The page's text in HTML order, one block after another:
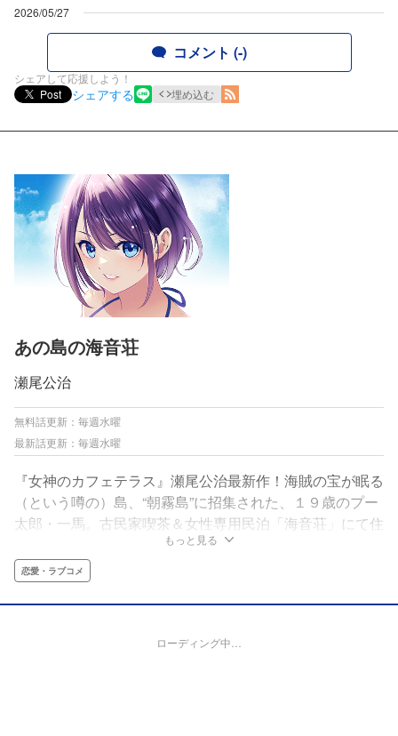
2026/05/27
コメント (-)
シェアして応援しよう！
Post
シェアする 埋め込む
あの島の海音荘
瀬尾公治
無料話更新：毎週水曜
最新話更新：毎週水曜
『女神のカフェテラス』瀬尾公治最新作！海賊の宝が眠る
（という噂の）島、“朝霧島”に招集された、１９歳のプー
太郎・一馬。古民家喫茶＆女性専用民泊「海音荘」にて住
み込みの雑用をすることになるも、そこはクセだらけ美女
たちの集い場で…!?島暮らし×美女だらけの古民家×宝探
し！男子の夢全部のせラブコメ、開幕っ!!!
もっと見る
恋愛・ラブコメ
ローディング中…